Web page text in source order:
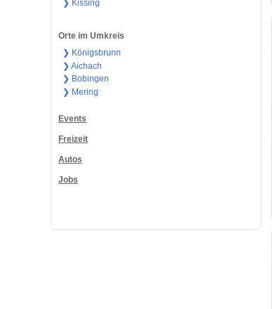
❯ Kissing
Orte im Umkreis
❯ Königsbrunn
❯ Aichach
❯ Bobingen
❯ Mering
Events
Freizeit
Autos
Jobs